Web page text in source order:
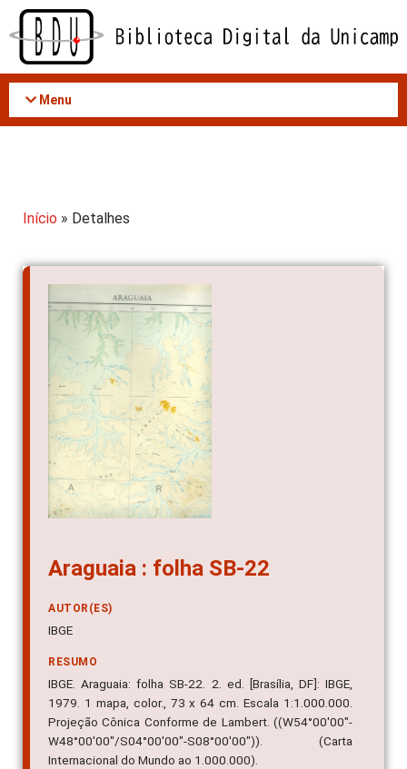
Acessar
conteúdo
Menu
Início » Detalhes
Araguaia : folha SB-22
AUTOR(ES)
IBGE
RESUMO
IBGE. Araguaia: folha SB-22. 2. ed. [Brasília, DF]: IBGE,
1979. 1 mapa, color., 73 x 64 cm. Escala 1:1.000.000.
Projeção Cônica Conforme de Lambert. ((W54°00'00"-
W48°00'00"/S04°00'00"-S08°00'00")). (Carta
Internacional do Mundo ao 1.000.000).